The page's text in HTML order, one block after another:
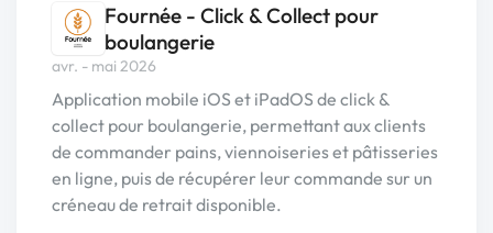
Fournée - Click & Collect pour
boulangerie
avr. - mai 2026
Application mobile iOS et iPadOS de click &
collect pour boulangerie, permettant aux clients
de commander pains, viennoiseries et pâtisseries
en ligne, puis de récupérer leur commande sur un
créneau de retrait disponible.